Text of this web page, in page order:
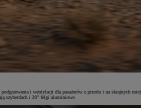
i wentylacji dla pasażerów z przodu i na skrajnych
szyberdach i 20” felgi aluminiowe.